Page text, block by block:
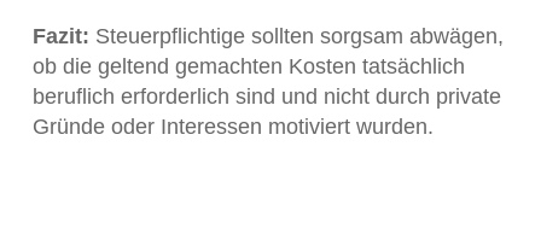
Fazit: Steuerpflichtige sollten sorgsam abwägen,
ob die geltend gemachten Kosten tatsächlich
beruflich erforderlich sind und nicht durch private
Gründe oder Interessen motiviert wurden.